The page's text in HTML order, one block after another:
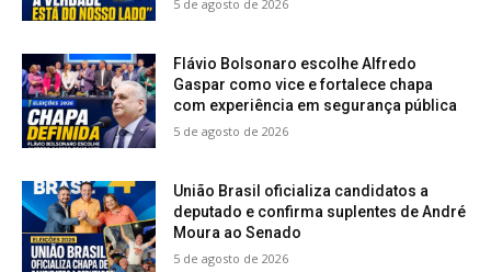
5 de agosto de 2026
Flávio Bolsonaro escolhe Alfredo
Gaspar como vice e fortalece chapa
com experiência em segurança pública
5 de agosto de 2026
União Brasil oficializa candidatos a
deputado e confirma suplentes de André
Moura ao Senado
5 de agosto de 2026